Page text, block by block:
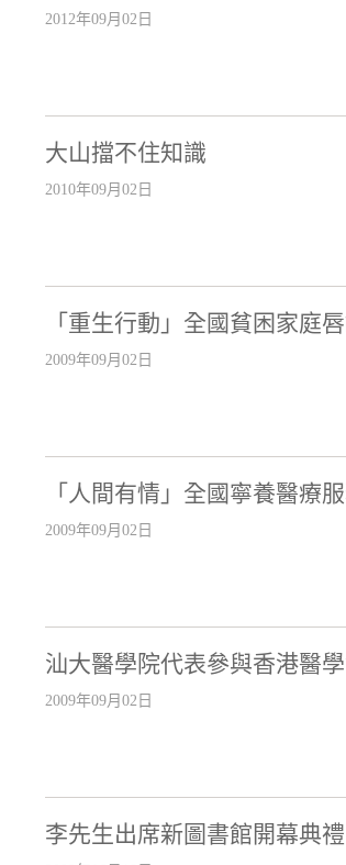
2012年09月02日
大山擋不住知識
2010年09月02日
「重生行動」全國貧困家庭
2009年09月02日
「人間有情」全國寧養醫療
2009年09月02日
汕大醫學院代表參與香港醫
2009年09月02日
李先生出席新圖書館開幕典禮